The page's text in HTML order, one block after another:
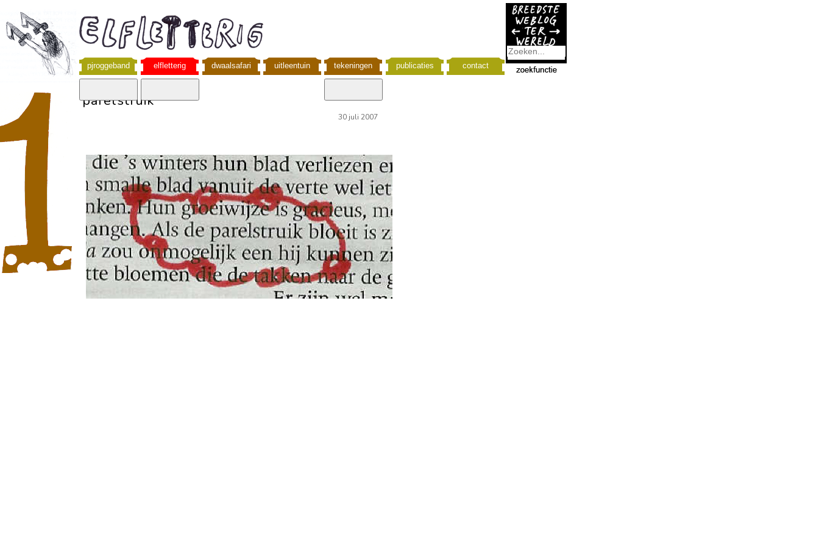
pjroggeband elfletterig dwaalsafari uitleentuin tekeningen publicaties contact
parelstruik
30 juli 2007